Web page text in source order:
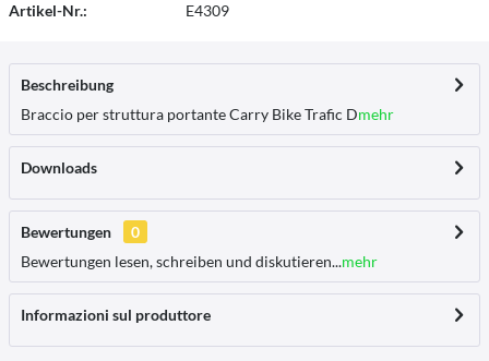
Artikel-Nr.: E4309
Beschreibung
Braccio per struttura portante Carry Bike Trafic Dmehr
Downloads
Bewertungen
0
Bewertungen lesen, schreiben und diskutieren...mehr
Informazioni sul produttore